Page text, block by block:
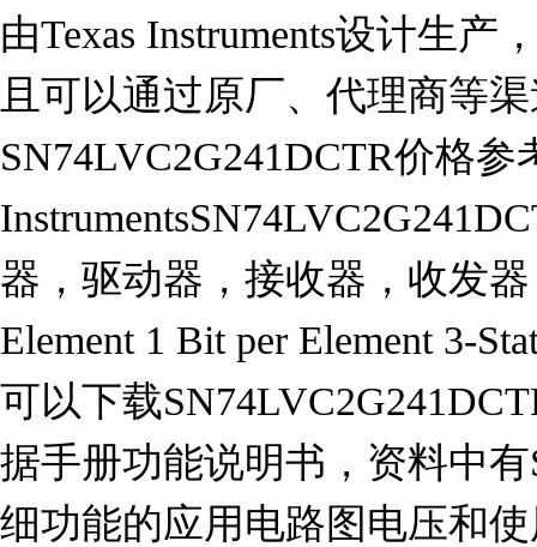
由Texas Instruments设计生产
且可以通过原厂、代理商等
SN74LVC2G241DCTR价格参
器，驱动器，接收器，收发器
Element 1 Bit per Element 3-
可以下载
据手册功能说明书，资料中有
细功能的应用电路图电压和